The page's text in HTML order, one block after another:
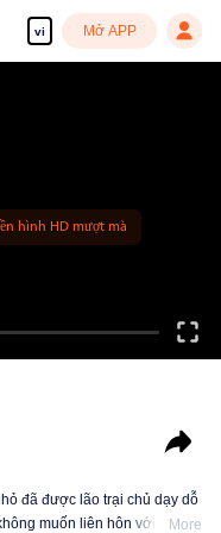
vi Mở APP
hình HD mượt mà
đã được lão trại chủ dạy dỗ
muốn liên hôn với sơnMore